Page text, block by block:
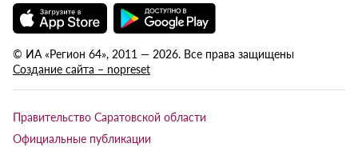
© ИА «Регион 64», 2011 — 2026. Все права защищены
Создание сайта – nopreset
Правительство Саратовской области
Официальные публикации